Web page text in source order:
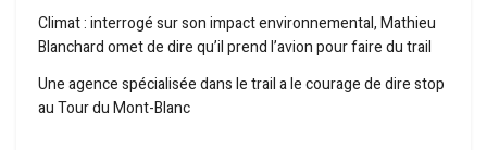
Climat : interrogé sur son impact environnemental, Mathieu
Blanchard omet de dire qu’il prend l’avion pour faire du trail
Une agence spécialisée dans le trail a le courage de dire stop
au Tour du Mont-Blanc